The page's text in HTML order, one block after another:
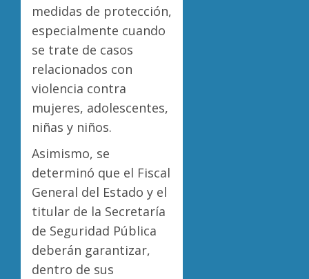
medidas de protección,
especialmente cuando
se trate de casos
relacionados con
violencia contra
mujeres, adolescentes,
niñas y niños.
Asimismo, se
determinó que el Fiscal
General del Estado y el
titular de la Secretaría
de Seguridad Pública
deberán garantizar,
dentro de sus